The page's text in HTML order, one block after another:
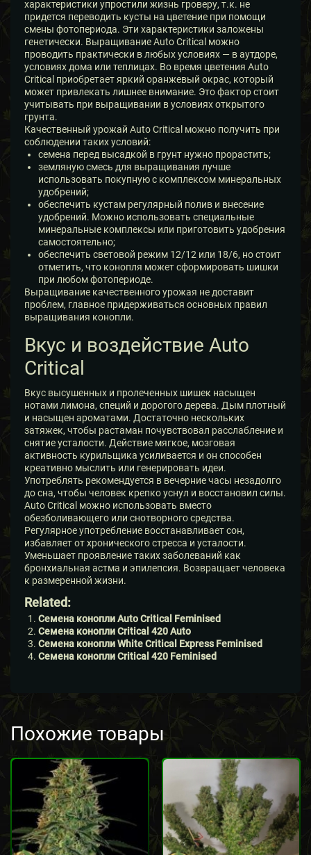
характеристики упростили жизнь гроверу, т.к. не
придется переводить кусты на цветение при помощи
смены фотопериода. Эти характеристики заложены
генетически. Выращивание Auto Critical можно
проводить практически в любых условиях — в аутдоре,
условиях дома или теплицах. Во время цветения Auto
Critical приобретает яркий оранжевый окрас, который
может привлекать лишнее внимание. Это фактор стоит
учитывать при выращивании в условиях открытого
грунта.
Качественный урожай Auto Critical можно получить при
соблюдении таких условий:
семена перед высадкой в грунт нужно прорастить;
земляную смесь для выращивания лучше
использовать покупную с комплексом минеральных
удобрений;
обеспечить кустам регулярный полив и внесение
удобрений. Можно использовать специальные
минеральные комплексы или приготовить удобрения
самостоятельно;
обеспечить световой режим 12/12 или 18/6, но стоит
отметить, что конопля может сформировать шишки
при любом фотопериоде.
Выращивание качественного урожая не доставит
проблем, главное придерживаться основных правил
выращивания конопли.
Вкус и воздействие Auto
Critical
Вкус высушенных и пролеченных шишек насыщен
нотами лимона, специй и дорогого дерева. Дым плотный
и насыщен ароматами. Достаточно нескольких
затяжек, чтобы растаман почувствовал расслабление и
снятие усталости. Действие мягкое, мозговая
активность курильщика усиливается и он способен
креативно мыслить или генерировать идеи.
Употреблять рекомендуется в вечерние часы незадолго
до сна, чтобы человек крепко уснул и восстановил силы.
Auto Critical можно использовать вместо
обезболивающего или снотворного средства.
Регулярное употребление восстанавливает сон,
избавляет от хронического стресса и усталости.
Уменьшает проявление таких заболеваний как
бронхиальная астма и эпилепсия. Возвращает человека
к размеренной жизни.
Related:
Семена конопли Auto Critical Feminised
Семена конопли Critical 420 Auto
Семена конопли White Critical Express Feminised
Семена конопли Critical 420 Feminised
Похожие товары